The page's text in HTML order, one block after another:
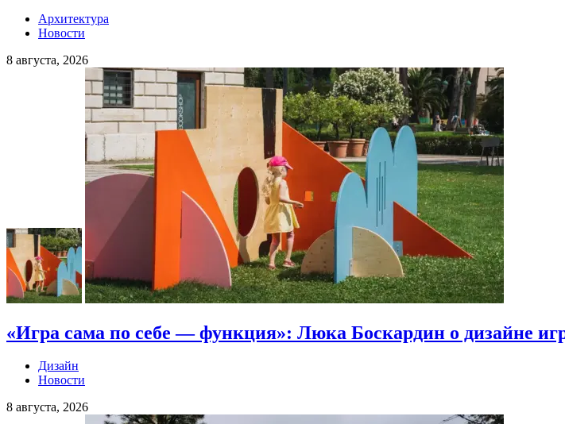
Архитектура
Новости
8 августа, 2026
«Игра сама по себе — функция»: Люка Боскардин о дизайне
Дизайн
Новости
8 августа, 2026